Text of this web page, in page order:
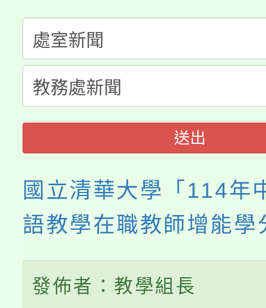
程，歡迎學生輔導中心
心理、諮商輔導、社會
系所師生報名參加。
縣市「校園短影音徵選
門員」簡章及活動海報
踴躍報名參加。
桃園市115學年度學生
要點
「桃園市補助參觀特色
展演活動實施計畫」
115年度「教育部表揚
義教育推展貢獻獎」
送出
國立清華大學「114年
語教學在職教師增能學
發佈者：教學組長